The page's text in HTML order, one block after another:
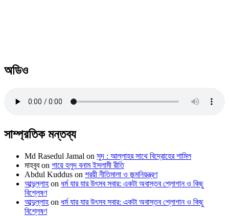
অডিও
সাম্প্রতিক মন্তব্য
Md Rasedul Jamal on সুদ : আল্লাহর সাথে বিদ্রোহের শামিল
মাহবুবon গায়ে হলুদ বনাম ইসলামী রীতি
Abdul Kuddus on শরয়ী নীতিমালা ও জন্মনিয়ন্ত্রণ
আব্দুল্লাহon ধর্ম যার যার উৎসব সবার: একটা অবাস্তব শ্লোগান ও কিছু
বিশ্লেষণ
আব্দুল্লাহon ধর্ম যার যার উৎসব সবার: একটা অবাস্তব শ্লোগান ও কিছু
বিশ্লেষণ